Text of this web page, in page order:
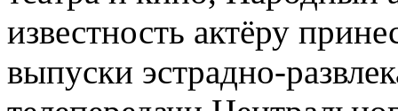
известность актёру
выпуски эстрадно-